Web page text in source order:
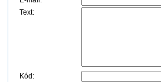
Text:
Kód: